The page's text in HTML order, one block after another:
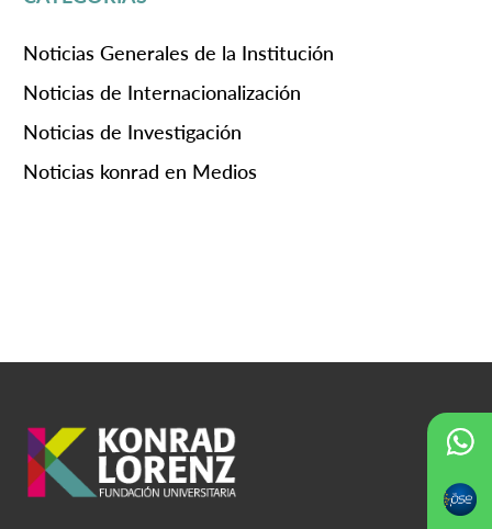
Noticias Generales de la Institución
Noticias de Internacionalización
Noticias de Investigación
Noticias konrad en Medios